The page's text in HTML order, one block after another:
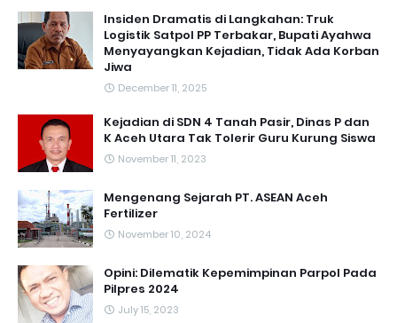
Insiden Dramatis di Langkahan: Truk
Logistik Satpol PP Terbakar, Bupati Ayahwa
Menyayangkan Kejadian, Tidak Ada Korban
Jiwa
December 11, 2025
Kejadian di SDN 4 Tanah Pasir, Dinas P dan
K Aceh Utara Tak Tolerir Guru Kurung Siswa
November 11, 2023
Mengenang Sejarah PT. ASEAN Aceh
Fertilizer
November 10, 2024
Opini: Dilematik Kepemimpinan Parpol Pada
Pilpres 2024
July 15, 2023